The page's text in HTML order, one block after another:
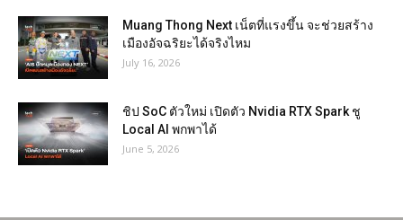
Muang Thong Next เน็ตที่แรงขึ้น จะช่วยสร้าง
เมืองอัจฉริยะได้จริงไหม
July 16, 2026
ชิป SoC ตัวใหม่ เปิดตัว Nvidia RTX Spark ชู
Local AI พกพาได้
June 5, 2026